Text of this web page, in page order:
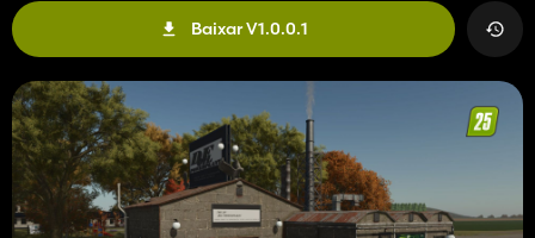
Baixar V1.0.0.1